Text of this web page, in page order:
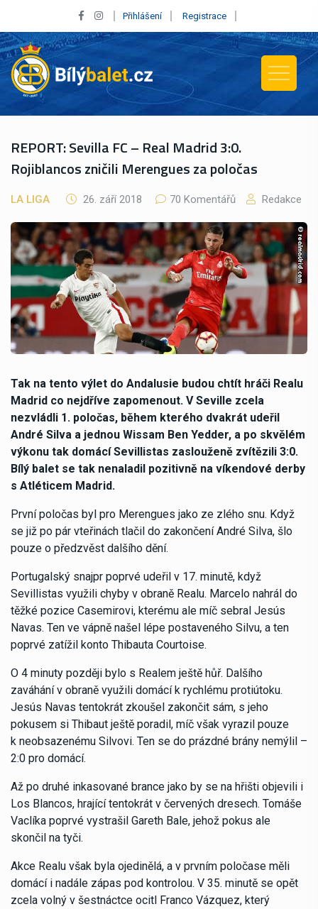
Přihlášení Registrace
REPORT: Sevilla FC – Real Madrid 3:0.
Rojiblancos zničili Merengues za poločas
LA LIGA 26. září 2018 70 Komentářů Redakce
Tak na tento výlet do Andalusie budou chtít hráči Realu
Madrid co nejdříve zapomenout. V Seville zcela
nezvládli 1. poločas, během kterého dvakrát udeřil
André Silva a jednou Wissam Ben Yedder, a po skvělém
výkonu tak domácí Sevillistas zaslouženě zvítězili 3:0.
Bílý balet se tak nenaladil pozitivně na víkendové derby
s Atléticem Madrid.
První poločas byl pro Merengues jako ze zlého snu. Když
se již po pár vteřinách tlačil do zakončení André Silva, šlo
pouze o předzvěst dalšího dění.
Portugalský snajpr poprvé udeřil v 17. minutě, když
Sevillistas využili chyby v obraně Realu. Marcelo nahrál do
těžké pozice Casemirovi, kterému ale míč sebral Jesús
Navas. Ten ve vápně našel lépe postaveného Silvu, a ten
poprvé zatížil konto Thibauta Courtoise.
O 4 minuty později bylo s Realem ještě hůř. Dalšího
zaváhání v obraně využili domácí k rychlému protiútoku.
Jesús Navas tentokrát zkoušel zakončit sám, s jeho
pokusem si Thibaut ještě poradil, míč však vyrazil pouze
k neobsazenému Silvovi. Ten se do prázdné brány nemýlil –
2:0 pro domácí.
Až po druhé inkasované brance jako by se na hřišti objevili i
Los Blancos, hrající tentokrát v červených dresech. Tomáše
Vaclíka poprvé vystrašil Gareth Bale, jehož pokus ale
skončil na tyči.
Akce Realu však byla ojedinělá, a v prvním poločase měli
domácí i nadále zápas pod kontrolou. V 35. minutě se opět
zcela volný v šestnáctce ocitl Franco Vázquez, který